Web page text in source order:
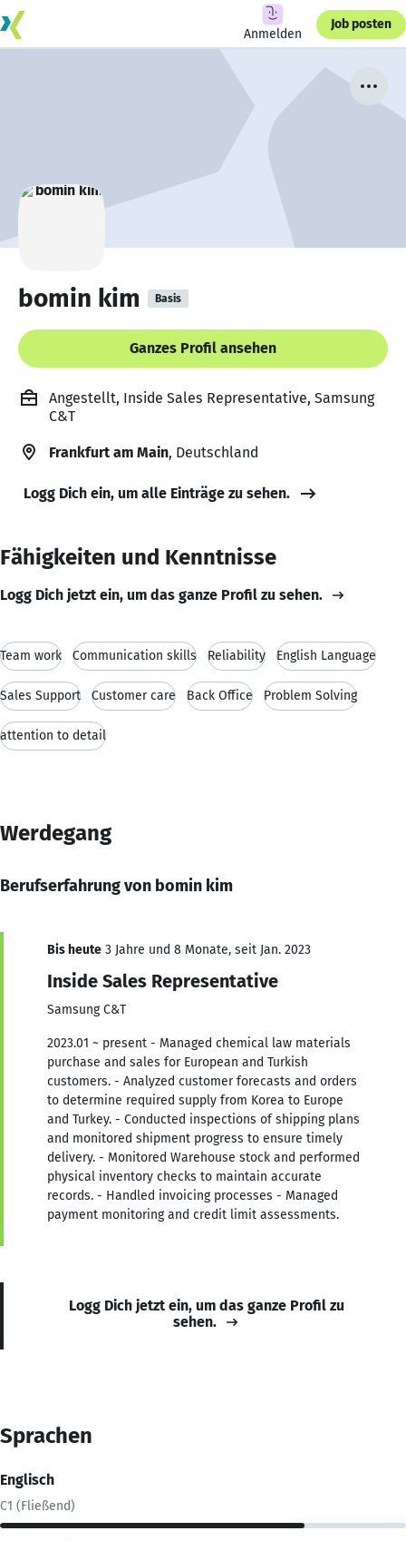
Anmelden
Job posten
bomin kim Basis
Ganzes Profil ansehen
Angestellt, Inside Sales Representative, Samsung
C&T
Frankfurt am Main, Deutschland
Logg Dich ein, um alle Einträge zu sehen.
Fähigkeiten und Kenntnisse
Logg Dich jetzt ein, um das ganze Profil zu sehen.
Team work Communication skills Reliability English Language
Sales Support Customer care Back Office Problem Solving
attention to detail
Werdegang
Berufserfahrung von bomin kim
Bis heute 3 Jahre und 8 Monate, seit Jan. 2023
Inside Sales Representative
Samsung C&T
2023.01 ~ present - Managed chemical law materials
purchase and sales for European and Turkish
customers. - Analyzed customer forecasts and orders
to determine required supply from Korea to Europe
and Turkey. - Conducted inspections of shipping plans
and monitored shipment progress to ensure timely
delivery. - Monitored Warehouse stock and performed
physical inventory checks to maintain accurate
records. - Handled invoicing processes - Managed
payment monitoring and credit limit assessments.
Logg Dich jetzt ein, um das ganze Profil zu
sehen.
Sprachen
Englisch
C1 (Fließend)